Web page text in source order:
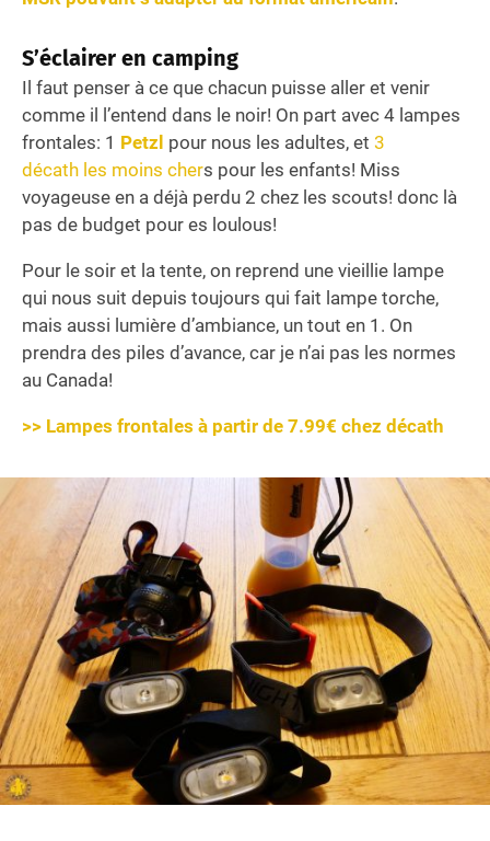
S’éclairer en camping
Il faut penser à ce que chacun puisse aller et venir
comme il l’entend dans le noir! On part avec 4 lampes
frontales: 1 Petzl pour nous les adultes, et 3
décath les moins chers pour les enfants! Miss
voyageuse en a déjà perdu 2 chez les scouts! donc là
pas de budget pour es loulous!
Pour le soir et la tente, on reprend une vieillie lampe
qui nous suit depuis toujours qui fait lampe torche,
mais aussi lumière d’ambiance, un tout en 1. On
prendra des piles d’avance, car je n’ai pas les normes
au Canada!
>> Lampes frontales à partir de 7.99€ chez décath